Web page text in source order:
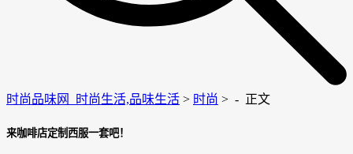
时尚品味网_时尚生活,品味生活 > 时尚 > - 正文
来咖啡店定制西服一套吧！